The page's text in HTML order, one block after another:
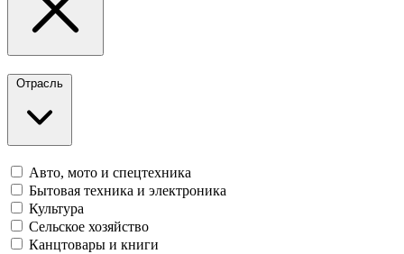
Отрасль
Авто, мото и спецтехника
Бытовая техника и электроника
Культура
Сельское хозяйство
Канцтовары и книги